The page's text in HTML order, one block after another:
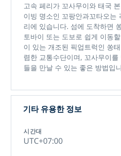
고속 페리가 꼬사무이와 태국
이빙 명소인 꼬팡안과꼬타오는
리에 있습니다. 섬에 도착하면
토바이 또는 도보로 쉽게 이동
이 있는 개조된 픽업트럭인 쏭
렴한 교통수단이며, 꼬사무이
들을 만날 수 있는 좋은 방법입
기타 유용한 정보
시간대
UTC+07:00